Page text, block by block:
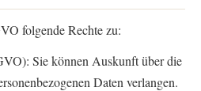
folgende Rechte zu:
Sie können Auskunft über die
Daten verlangen.